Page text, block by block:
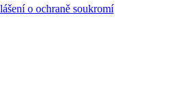
o ochraně soukromí